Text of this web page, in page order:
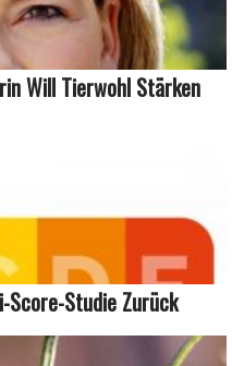
Will Tierwohl Stärken
Studie Zurück